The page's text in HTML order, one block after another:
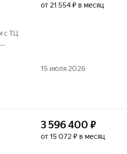
от 21 554 ₽ в месяц
15 июля 2026
3 596 400 ₽
от 15 072 ₽ в месяц